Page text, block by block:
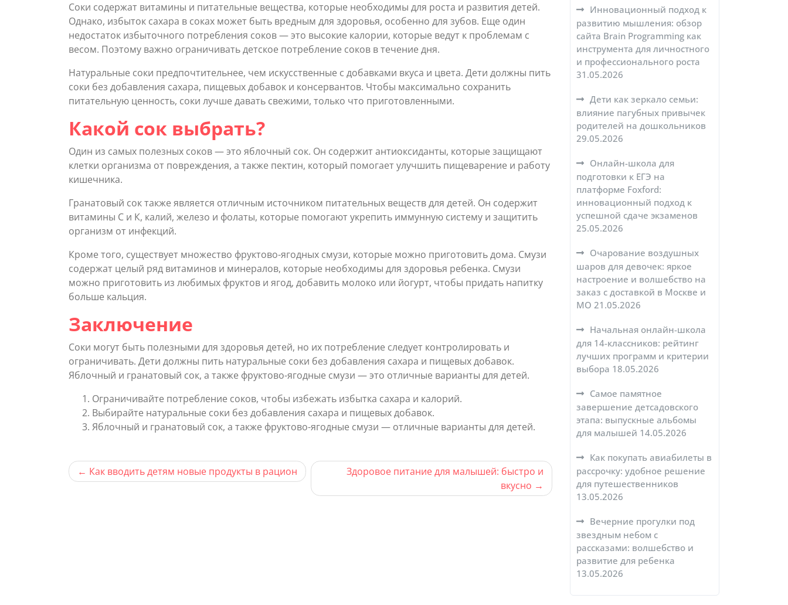
Соки содержат витамины и питательные вещества, которые необходимы для роста и развития детей.
Однако, избыток сахара в соках может быть вредным для здоровья, особенно для зубов. Еще один
недостаток избыточного потребления соков — это высокие калории, которые ведут к проблемам с
весом. Поэтому важно ограничивать детское потребление соков в течение дня.
Натуральные соки предпочтительнее, чем искусственные с добавками вкуса и цвета. Дети должны пить
соки без добавления сахара, пищевых добавок и консервантов. Чтобы максимально сохранить
питательную ценность, соки лучше давать свежими, только что приготовленными.
Какой сок выбрать?
Один из самых полезных соков — это яблочный сок. Он содержит антиоксиданты, которые защищают
клетки организма от повреждения, а также пектин, который помогает улучшить пищеварение и работу
кишечника.
Гранатовый сок также является отличным источником питательных веществ для детей. Он содержит
витамины С и К, калий, железо и фолаты, которые помогают укрепить иммунную систему и защитить
организм от инфекций.
Кроме того, существует множество фруктово-ягодных смузи, которые можно приготовить дома. Смузи
содержат целый ряд витаминов и минералов, которые необходимы для здоровья ребенка. Смузи
можно приготовить из любимых фруктов и ягод, добавить молоко или йогурт, чтобы придать напитку
больше кальция.
Заключение
Соки могут быть полезными для здоровья детей, но их потребление следует контролировать и
ограничивать. Дети должны пить натуральные соки без добавления сахара и пищевых добавок.
Яблочный и гранатовый сок, а также фруктово-ягодные смузи — это отличные варианты для детей.
Ограничивайте потребление соков, чтобы избежать избытка сахара и калорий.
Выбирайте натуральные соки без добавления сахара и пищевых добавок.
Яблочный и гранатовый сок, а также фруктово-ягодные смузи — отличные варианты для детей.
Навигация
Как вводить детям новые продукты в рацион
Здоровое питание для малышей: быстро и
вкусно
Инновационный подход к
развитию мышления: обзор
сайта Brain Programming как
инструмента для личностного
и профессионального роста
31.05.2026
Дети как зеркало семьи:
влияние пагубных привычек
родителей на дошкольников
29.05.2026
Онлайн-школа для
подготовки к ЕГЭ на
платформе Foxford:
инновационный подход к
успешной сдаче экзаменов
25.05.2026
Очарование воздушных
шаров для девочек: яркое
настроение и волшебство на
заказ с доставкой в Москве и
МО 21.05.2026
Начальная онлайн-школа
для 14-классников: рейтинг
лучших программ и критерии
выбора 18.05.2026
Самое памятное
завершение детсадовского
этапа: выпускные альбомы
для малышей 14.05.2026
Как покупать авиабилеты в
рассрочку: удобное решение
для путешественников
13.05.2026
Вечерние прогулки под
звездным небом с
рассказами: волшебство и
развитие для ребенка
13.05.2026